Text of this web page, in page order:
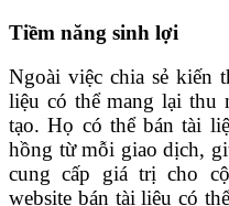
Tiềm năng sinh lợi
Ngoài việc chia sẻ kiến
liệu có thể mang lại thu
tạo. Họ có thể bán tài
hồng từ mỗi giao dịch,
cung cấp giá trị cho
website bán tài liệu có